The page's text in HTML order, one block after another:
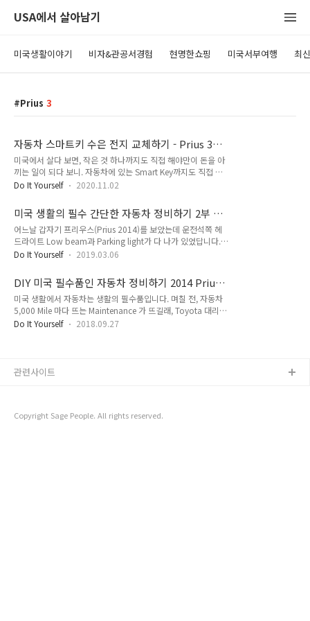
USA에서 살아남기
미국생활이야기 비자&관공서경험 현명한쇼핑 미국서부여행 최
Prius 3
자동차 스마트키 수은 전지 교체하기 - Prius 3세
대 모델(2010-2015)
미국에서 살다 보면, 작은 것 하나까지도 직접 해야만이 돈을 아
끼는 일이 되다 보니. 자동차에 있는 Smart Key까지도 직접 수
리를 해서, 돈을 아끼는 습관을 가져가게 된 것 같습니다. 제가
요. 보통 스마트키는 2개 이상을 주는데요. 스마트 키의 배터리
교체 시기는 거의 비슷해서, 배터리 구매는 2개 이상을 한 번에
하는 것이 좋습니다. Prius 3세대에서 사용하는 배터리는
CR1632 수은전지 배터리를 사용합니다. Prius 3세대는 2011
년부터 2015까지 나온 프리우스 모델입니다. CR1632 배터리
변동이 자주 있습니다. $4.48에서 $2.80까지 자주..
Do It Yourself 2020.11.02
미국 생활의 필수 간단한 자동차 정비하기 2부 라
이트교체 - 2014 Prius
어느날 갑자기 프리우스(Prius 2014)를 보았는데 운전석쪽 헤
드라이트 Low beam과 Parking light가 다 나가 있었답니다..
ㅠ.ㅠ 미국에서는 라이트가 나가면, Ticket(벌금)을 물기에 항상
동일한 페턴이군요. 라이트 교체는 생각보다 쉽습니다. 동영상
열심히 찾아보니. 책자를 보는 화면이 나오던군요. 다 교체하고
나서 책자를 확인해 보니. 옛날 플라스틱 장난감 설명서 같네요
^^;; ** 간단히 요약하면, 모든 라이트는 오른쪽으로 돌려주면,
풀리고 가볍게 당기면 빠지게 되어 있습니다. [ Ower book에
Do It Yourself 2019.03.06
DIY 미국 필수품인 자동차 정비하기 2014 Prius
- Engine Air Filter 교체하기
미국 생활에서 자동차는 생활의 필수품입니다. 며칠 전, 자동차
5,000 Mile 마다 뜨는 Maintenance 가 뜨길래, Toyota 대리점
에 갔답니다. 원래는 Lube, Oil & Filter Service Reg.
Special Deals에 대한 페이지
Do It Yourself 2018.09.27
Copyright Sage People. All rights reserved.
관련사이트